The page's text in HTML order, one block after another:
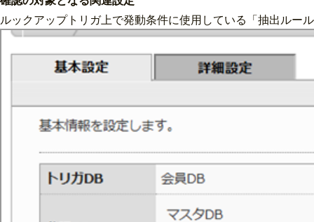
ルックアップトリガ上で発動条件に使用している「抽出ルー